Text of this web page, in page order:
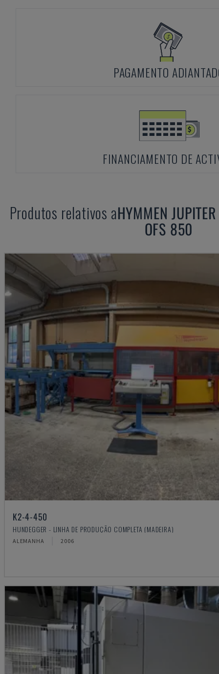
PAGAMENTO
FINANCIAMENTO DE
Produtos relativos aHYMMEN
OFS 850
K2-4-450
HUNDEGGER - LINHA DE PRODUÇÃO COMPLETA (MADEIRA)
ALEMANHA 2006